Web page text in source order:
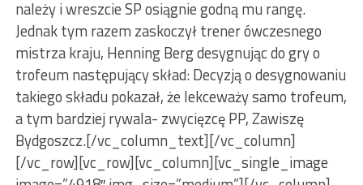
należy i wreszcie SP osiągnie godną mu rangę.
Jednak tym razem zaskoczył trener ówczesnego
mistrza kraju, Henning Berg desygnując do gry o
trofeum następujący skład: Decyzją o desygnowaniu
takiego składu pokazał, że lekceważy samo trofeum,
a tym bardziej rywala- zwycięzcę PP, Zawiszę
Bydgoszcz.[/vc_column_text][/vc_column]
[/vc_row][vc_row][vc_column][vc_single_image